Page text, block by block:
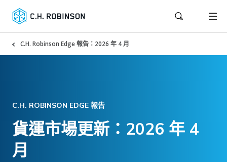
C.H. Robinson Edge 報告：2026 年 4 月
C.H. ROBINSON EDGE 報告
貨運市場更新：2026 年 4
月